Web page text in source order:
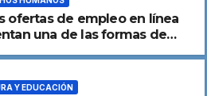
alimentan una
ofertas de empleo en línea
una de las formas de
Y EDUCACIÓN